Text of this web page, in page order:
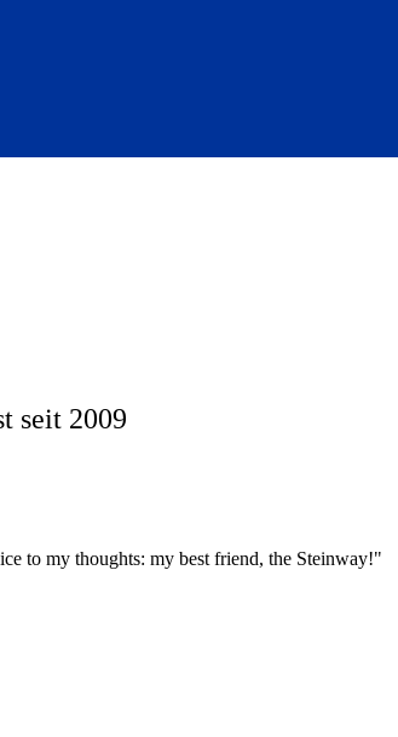
seit 2009
to my thoughts: my best friend, the Steinway!"